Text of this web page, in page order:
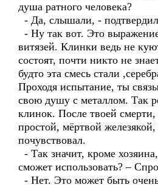
душа ратного человека?
- Да, слышали, -
- Ну так вот. Это
витязей. Клинки ведь не
состоят, почти никто не
будто эта смесь стали
Проходя испытание, ты
свою душу с металлом. Так
клинок. После твоей смерти,
простой, мёртвой
почувствовал.
- Так значит, кроме
сможет использовать? –
- Нет. Это может быть